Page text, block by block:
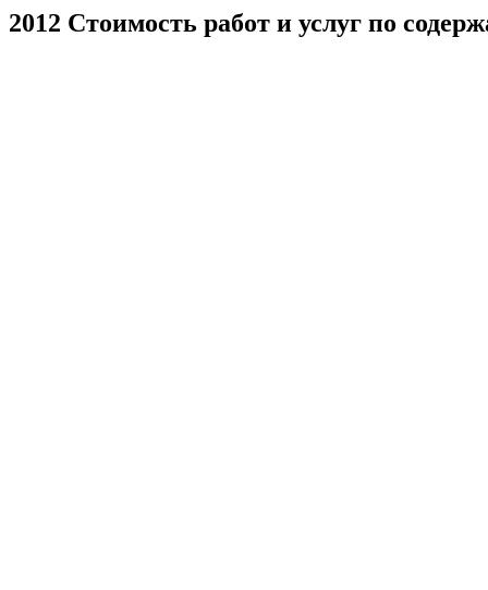
2012 Стоимость работ и услуг по